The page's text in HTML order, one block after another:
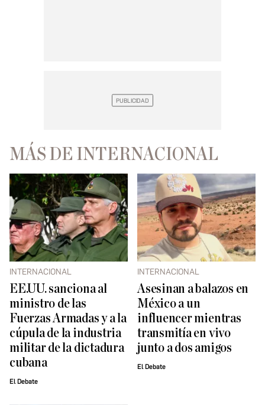
MÁS DE INTERNACIONAL
INTERNACIONAL
EE.UU. sanciona al
ministro de las
Fuerzas Armadas y a la
cúpula de la industria
militar de la dictadura
cubana
El Debate
INTERNACIONAL
Asesinan a balazos en
México a un
influencer mientras
transmitía en vivo
junto a dos amigos
El Debate